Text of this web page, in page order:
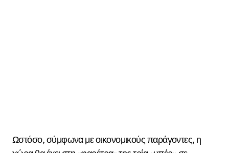
Ωστόσο, σύμφωνα με οικονομικούς παράγοντες, η